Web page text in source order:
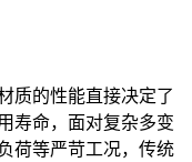
质的性能直接决定了
寿命，面对复杂多变
荷等严苛工况，传统